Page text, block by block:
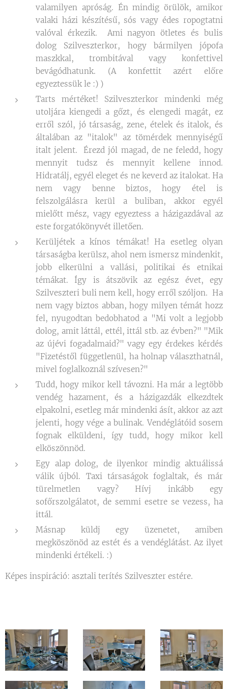
valamilyen apróság. Én mindig örülök, amikor
valaki házi készítésű, sós vagy édes ropogtatni
valóval érkezik. Ami nagyon ötletes és bulis
dolog Szilveszterkor, hogy bármilyen jópofa
maszkkal, trombitával vagy konfettivel
bevágódhatunk. (A konfettit azért előre
egyeztessük le :) )
Tarts mértéket! Szilveszterkor mindenki még
utoljára kiengedi a gőzt, és elengedi magát, ez
erről szól, jó társaság, zene, ételek és italok, és
általában az "italok" az tömérdek mennyiségű
italt jelent. Érezd jól magad, de ne feledd, hogy
mennyit tudsz és mennyit kellene innod.
Hidratálj, egyél eleget és ne keverd az italokat. Ha
nem vagy benne biztos, hogy étel is
felszolgálásra kerül a buliban, akkor egyél
mielőtt mész, vagy egyeztess a házigazdával az
este forgatókönyvét illetően.
Kerüljétek a kínos témákat! Ha esetleg olyan
társaságba kerülsz, ahol nem ismersz mindenkit,
jobb elkerülni a vallási, politikai és etnikai
témákat. Így is átszövik az egész évet, egy
Szilveszteri buli nem kell, hogy erről szóljon. Ha
nem vagy biztos abban, hogy milyen témát hozz
fel, nyugodtan bedobhatod a "Mi volt a legjobb
dolog, amit láttál, ettél, ittál stb. az évben?" "Mik
az újévi fogadalmaid?" vagy egy érdekes kérdés
"Fizetéstől függetlenül, ha holnap választhatnál,
mivel foglalkoznál szívesen?"
Tudd, hogy mikor kell távozni. Ha már a legtöbb
vendég hazament, és a házigazdák elkezdtek
elpakolni, esetleg már mindenki ásít, akkor az azt
jelenti, hogy vége a bulinak. Vendéglátóid sosem
fognak elküldeni, így tudd, hogy mikor kell
elköszönnöd.
Egy alap dolog, de ilyenkor mindig aktuálissá
válik újból. Taxi társaságok foglaltak, és már
türelmetlen vagy? Hívj inkább egy
sofőrszolgálatot, de semmi esetre se vezess, ha
ittál.
Másnap küldj egy üzenetet, amiben
megköszönöd az estét és a vendéglátást. Az ilyet
mindenki értékeli. :)
Képes inspiráció: asztali terítés Szilveszter estére.